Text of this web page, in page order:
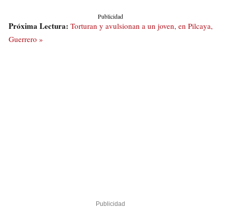
Publicidad
Próxima Lectura: Torturan y avulsionan a un joven, en Pilcaya,
Guerrero »
Publicidad